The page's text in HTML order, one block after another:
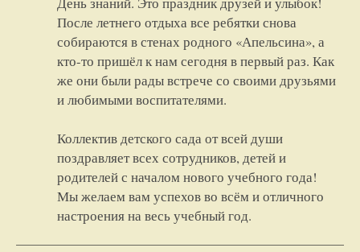
После летнего отдыха все ребятки снова
собираются в стенах родного «Апельсина», а
кто-то пришёл к нам сегодня в первый раз. Как
же они были рады встрече со своими друзьями
и любимыми воспитателями.
Коллектив детского сада от всей души
поздравляет всех сотрудников, детей и
родителей с началом нового учебного года!
Мы желаем вам успехов во всём и отличного
настроения на весь учебный год.